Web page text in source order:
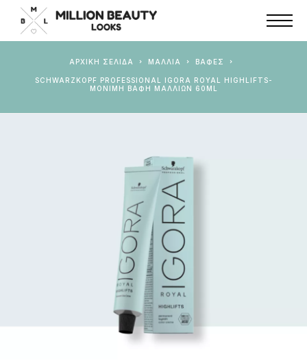
ΑΡΧΙΚΉ ΣΕΛΊΔΑ ΜΑΛΛΙΑ ΒΑΦΈΣ
SCHWARZKOPF PROFESSIONAL IGORA ROYAL HIGHLIFTS-
ΜΌΝΙΜΗ ΒΑΦΉ ΜΑΛΛΙΏΝ 60ML